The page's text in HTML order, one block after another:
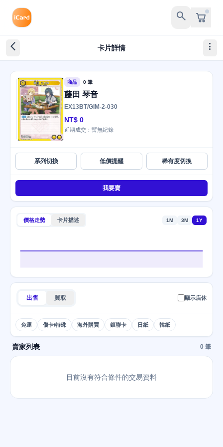
search
arrow_back_ios_new 卡片詳情 more_vert
商品 0 筆
藤田 琴音
EX13BT/GIM-2-030
NT$ 0
近期成交：暫無紀錄
系列切換 低價提醒 稀有度切換
我要賣
價格走勢 卡片描述 1M 3M 1Y
出售 買取 顯示店休
免運 傷卡/特殊 海外購買 銀聯卡 日紙 韓紙
賣家列表 0 筆
目前沒有符合條件的交易資料